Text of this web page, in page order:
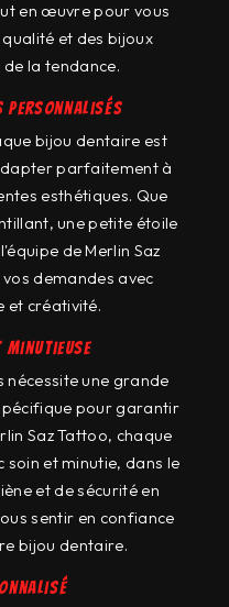
en œuvre pour vous
et des bijoux
la tendance.
personnalisés
bijou dentaire est
parfaitement à
esthétiques. Que
une petite étoile
de Merlin Saz
demandes avec
et créativité.
minutieuse
une grande
pour garantir
Saz Tattoo, chaque
soin et minutie, dans le
et de sécurité en
sentir en confiance
bijou dentaire.